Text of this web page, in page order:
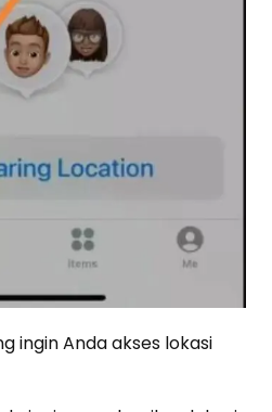
ingin Anda akses lokasi